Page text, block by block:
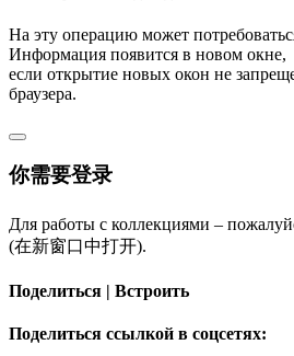
На эту операцию может
Информация появится в новом окне,
если открытие новых окон не
браузера.
你需要登录
Для работы с коллекциями –
(在新窗口中打开).
Поделиться | Встроить
Поделиться ссылкой в соцсетях: